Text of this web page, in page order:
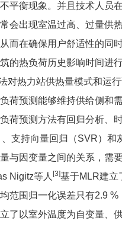
平衡现象。并且技术人员
会出现室温过高、过量供
而在确保用户舒适性的同
的热负荷历史影响时间进
对热力站供热量模式和运
荷预测能够维持供给侧和
荷预测方法有回归分析、
支持向量回归（SVR）
与因变量之间的关系，需
Nigitz等人 [3]基于MLR建立
范围归一化误差只有2.9
了以室外温度为自变量、